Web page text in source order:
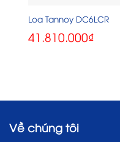
Loa Tannoy DC6LCR
41.810.000₫
Về chúng tôi